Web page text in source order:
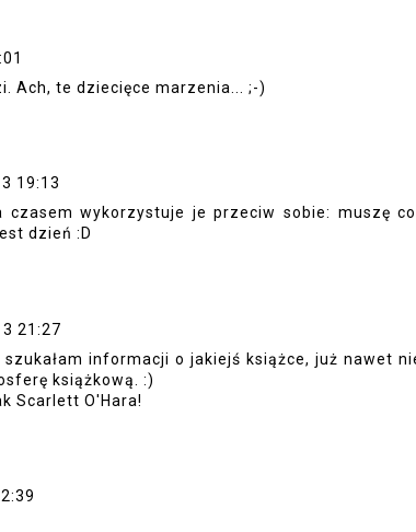
Ach, te dziecięce marzenia... ;-)
19:13
czasem wykorzystuje je przeciw sobie: muszę
dzień :D
21:27
szukałam informacji o jakiejś książce, już nawet
książkową. :)
Scarlett O'Hara!